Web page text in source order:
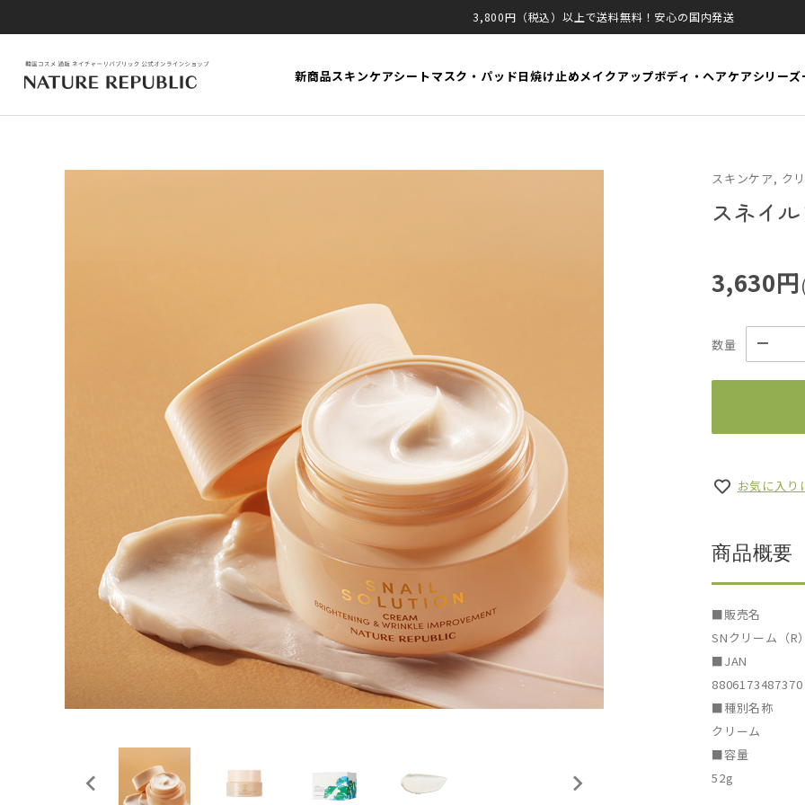
3,800円（税込）以上で送料無料！安心の国内発送
新商品スキンケアシートマスク・パッド日焼け止めメイクアップボディ・ヘアケアシリー
スキンケア, ク
スネイ
3,630円
数量
お気に入り
商品概要
■販売名
SNクリーム（R）
■JAN
8806173487370
■種別名称
クリーム
■容量
52g